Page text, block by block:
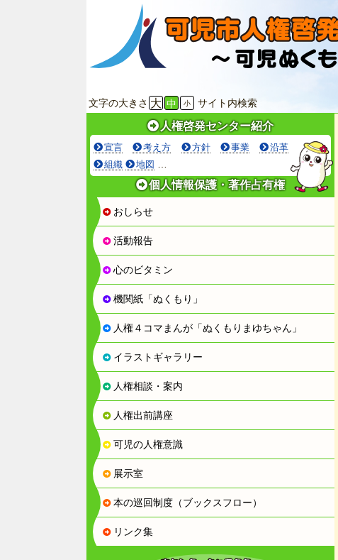
文字の大きさ 大 中 小 サイト内検索
人権啓発センター紹介
宣言 考え方 方針 事業
沿革
組織
地図
個人情報保護・著作占有権
おしらせ
活動報告
心のビタミン
機関紙「ぬくもり」
人権４コマまんが「ぬくもりまゆちゃん」
イラストギャラリー
人権相談・案内
人権出前講座
可児の人権意識
展示室
本の巡回制度（ブックスフロー）
リンク集